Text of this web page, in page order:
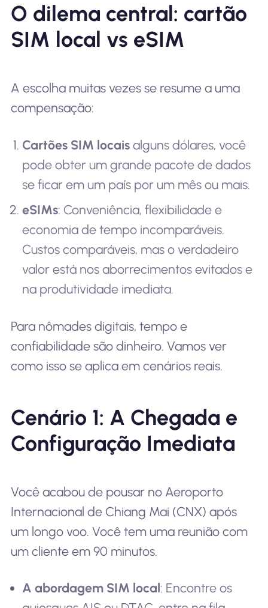
O dilema central: cartão
SIM local vs eSIM
A escolha muitas vezes se resume a uma
compensação:
Cartões SIM locais alguns dólares, você
pode obter um grande pacote de dados
se ficar em um país por um mês ou mais.
eSIMs: Conveniência, flexibilidade e
economia de tempo incomparáveis.
Custos comparáveis, mas o verdadeiro
valor está nos aborrecimentos evitados e
na produtividade imediata.
Para nômades digitais, tempo e
confiabilidade são dinheiro. Vamos ver
como isso se aplica em cenários reais.
Cenário 1: A Chegada e
Configuração Imediata
Você acabou de pousar no Aeroporto
Internacional de Chiang Mai (CNX) após
um longo voo. Você tem uma reunião com
um cliente em 90 minutos.
A abordagem SIM local : Encontre os